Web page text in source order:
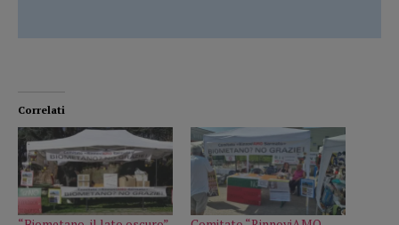
Correlati